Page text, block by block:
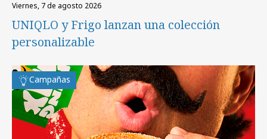
viernes, 7 de agosto 2026
UNIQLO y Frigo lanzan una colección
personalizable
Campañas